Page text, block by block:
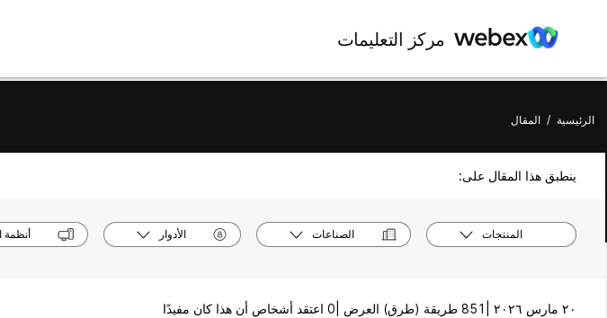
مركز التعليمات
الرئيسية / المقال
ينطبق هذا المقال على:
المنتجات الصناعات الأدوار أنظمة
٢٠ مارس ٢٠٢٦ | 851 طريقة (طرق) العرض | 0 اعتقد أشخاص أن هذا كان مفيدًا